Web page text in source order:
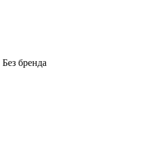
Без бренда